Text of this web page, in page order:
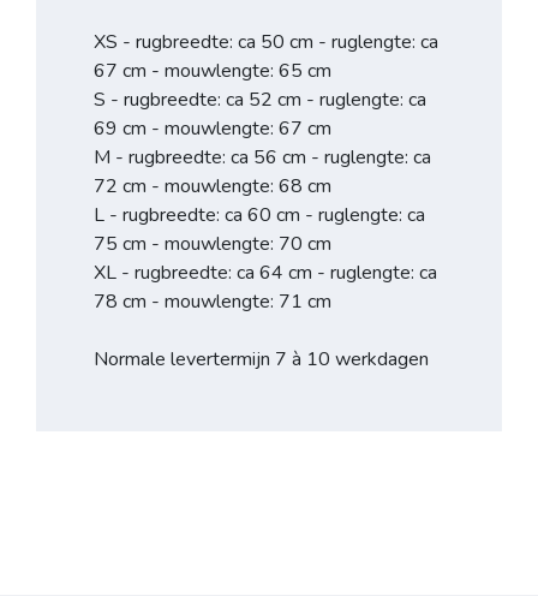
XS - rugbreedte: ca 50 cm - ruglengte: ca
67 cm - mouwlengte: 65 cm
S - rugbreedte: ca 52 cm - ruglengte: ca
69 cm - mouwlengte: 67 cm
M - rugbreedte: ca 56 cm - ruglengte: ca
72 cm - mouwlengte: 68 cm
L - rugbreedte: ca 60 cm - ruglengte: ca
75 cm - mouwlengte: 70 cm
XL - rugbreedte: ca 64 cm - ruglengte: ca
78 cm - mouwlengte: 71 cm
Normale levertermijn 7 à 10 werkdagen